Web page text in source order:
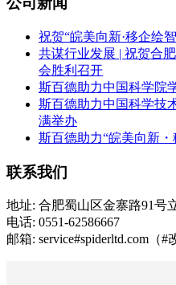
祝贺“皖美向新·移企绘
共谋行业发展 | 祝贺合
会胜利召开
斯百德助力中国科学院
斯百德助力中国科学技
满举办
斯百德助力“皖美向新
联系我们
地址: 合肥蜀山区金寨路91号
电话: 0551-62586667
邮箱: service#spiderltd.com（#